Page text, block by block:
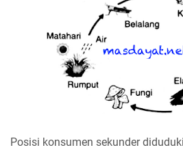
Posisi konsumen sekunder